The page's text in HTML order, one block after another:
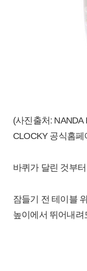
(사진출처: NANDA
CLOCKY 공식홈페
바퀴가 달린 것부
잠들기 전 테이블
높이에서 뛰어내